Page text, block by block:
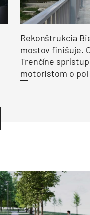
Rekonštrukcia
mostov finišuje.
Trenčíne
motoristom o pol